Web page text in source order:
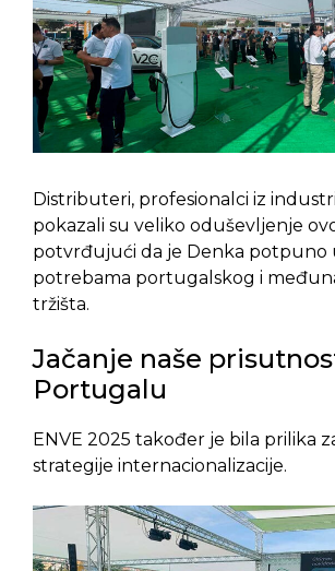
Distributeri, profesionalci iz
pokazali su veliko oduševljenje
potvrđujući da je Denka potpuno
potrebama portugalskog i
tržišta.
Jačanje naše
Portugalu
ENVE 2025 također je bila prilika
strategije internacionalizacije.